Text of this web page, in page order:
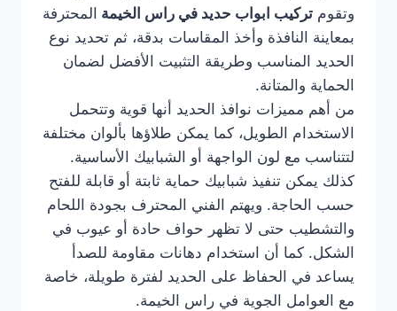
وتقوم تركيب ابواب حديد في راس الخيمة المحترفة
بمعاينة النافذة وأخذ المقاسات بدقة، ثم تحديد نوع
الحديد المناسب وطريقة التثبيت الأفضل لضمان
الحماية والمتانة.
من أهم مميزات نوافذ الحديد أنها قوية وتتحمل
الاستخدام الطويل، كما يمكن طلاؤها بألوان مختلفة
لتتناسب مع لون الواجهة أو الشبابيك الأساسية.
كذلك يمكن تنفيذ شبابيك حماية ثابتة أو قابلة للفتح
حسب الحاجة. ويهتم الفني المحترف بجودة اللحام
والتشطيب حتى لا تظهر حواف حادة أو عيوب في
الشكل. كما أن استخدام دهانات مقاومة للصدأ
يساعد في الحفاظ على الحديد لفترة طويلة، خاصة
مع العوامل الجوية في راس الخيمة.